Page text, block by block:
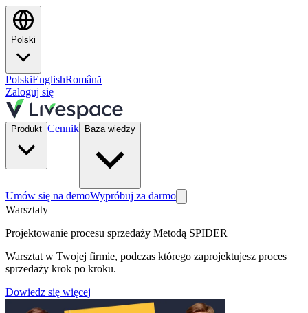
Polski
PolskiEnglishRomână
Zaloguj się
Produkt Cennik Baza wiedzy
Umów się na demoWypróbuj za darmo
Warsztaty
Projektowanie procesu sprzedaży Metodą SPIDER
Warsztat w Twojej firmie, podczas którego zaprojektujesz proces
sprzedaży krok po kroku.
Dowiedz się więcej